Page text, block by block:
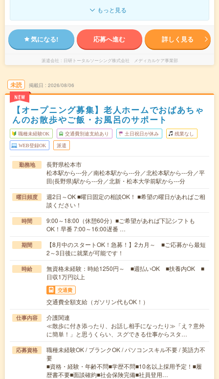
もっと見る
気になる! 応募へ進む 詳しく見る
派遣会社 日研トータルソーシング株式会社 メディカルケア事業部
未読
NEW
掲載日 2026/08/06
【オープニング募集】老人ホームでおばあちゃ
んのお散歩やご飯・お風呂のサポート
職種未経験OK 交通費別途支給あり 土日祝日が休み 残業なし
WEB登録OK 派遣
勤務地
長野県松本市
松本駅から---分／南松本駅から---分／北松本駅から---分／平
田(長野県)駅から---分／北新・松本大学前駅から---分
曜日頻度
週2日～OK ■曜日固定の相談OK！ ■希望の曜日があればご相
談ください！
時間
9:00～18:00（休憩60分）■ご希望があれば下記シフトも
OK！早番 7:00～16:00遅番 …
期間
【8月中のスタートOK！急募！】2カ月～ ■ご応募から最短
2～3日後に就業が可能です！
時給
無資格未経験：時給1250円～ ■週払いOK ■扶養内OK ■
日収1万円以上
交通費
交通費全額支給（ガソリン代もOK！）
仕事内容
介護関連
≪散歩に付き添ったり、お話し相手になったり≫「え？意外
に簡単！」と思うくらい、スグできる仕事からスタ…
応募資格
職種未経験OK / ブランクOK / パソコンスキル不要 / 英語力不
要
■資格・経験・年齢不問■学歴不問■10名以上採用予定！■履
歴書不要■面談確約■社会保険完備■社員登用…